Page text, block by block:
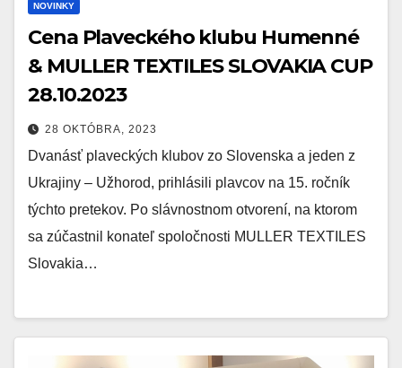
NOVINKY
Cena Plaveckého klubu Humenné
& MULLER TEXTILES SLOVAKIA CUP
28.10.2023
28 OKTÓBRA, 2023
Dvanásť plaveckých klubov zo Slovenska a jeden z
Ukrajiny – Užhorod, prihlásili plavcov na 15. ročník
týchto pretekov. Po slávnostnom otvorení, na ktorom
sa zúčastnil konateľ spoločnosti MULLER TEXTILES
Slovakia…